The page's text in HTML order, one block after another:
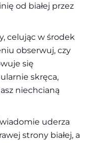
od białej przez
celując w środek
obserwuj, czy
się
skręca,
niechcianą
uderza
strony białej, a